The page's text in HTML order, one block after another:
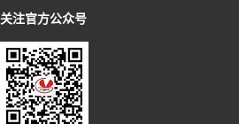
关注官方公众号